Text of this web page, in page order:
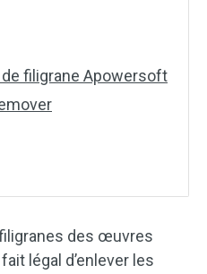
filigrane Apowersoft
filigranes des œuvres
légal d’enlever les